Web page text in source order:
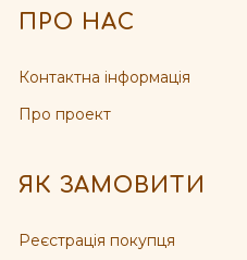
ПРО НАС
Контактна інформація
Про проект
ЯК ЗАМОВИТИ
Реєстрація покупця